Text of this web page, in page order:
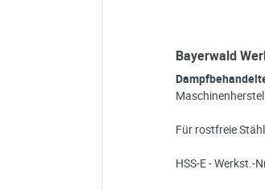
Bayerwald
Für rostfreie
HSS-E - Werkst.-